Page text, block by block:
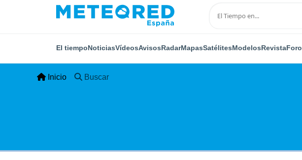
El tiempoNoticiasVídeosAvisosRadarMapasSatélitesModelosRevistaForo
Inicio Buscar